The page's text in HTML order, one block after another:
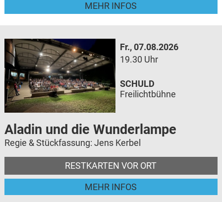
MEHR INFOS
Fr., 07.08.2026
19.30 Uhr
Aladin und die Wunderlampe
Regie & Stückfassung: Jens Kerbel
RESTKARTEN VOR ORT
MEHR INFOS
SCHULD
Freilichtbühne